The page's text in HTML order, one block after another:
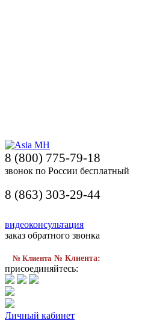
8 (800) 775-79-18
звонок по России бесплатный
8 (863) 303-29-44
видеоконсультация
заказ обратного звонка
№ Клиента № Клиента:
присоединяйтесь:
Личный кабинет